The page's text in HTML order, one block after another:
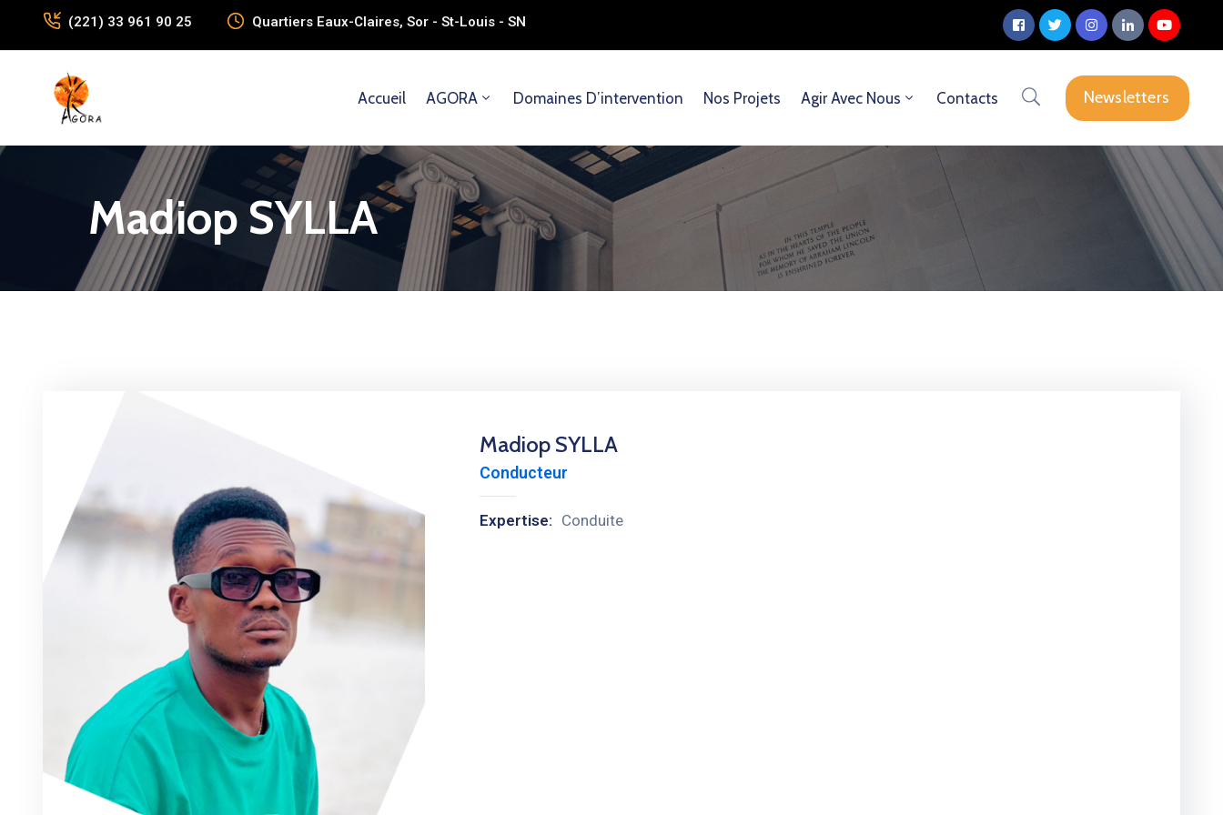
(221) 33 961 90 25 Quartiers Eaux-Claires, Sor - St-Louis - SN
Accueil AGORA Domaines D’intervention Nos Projets Agir Avec Nous Contacts Newsletters
Madiop SYLLA
Madiop SYLLA
Conducteur
Expertise: Conduite